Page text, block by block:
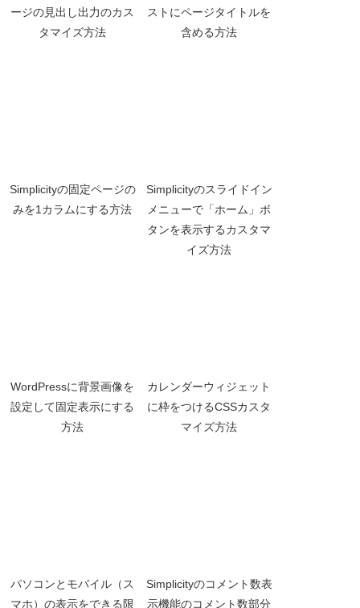
ージの見出し出力のカス
タマイズ方法
ストにページタイトルを
含める方法
Simplicityの固定ページの
みを1カラムにする方法
Simplicityのスライドイン
メニューで「ホーム」ボ
タンを表示するカスタマ
イズ方法
WordPressに背景画像を
設定して固定表示にする
方法
カレンダーウィジェット
に枠をつけるCSSカスタ
マイズ方法
パソコンとモバイル（ス
マホ）の表示をできる限
Simplicityのコメント数表
示機能のコメント数部分